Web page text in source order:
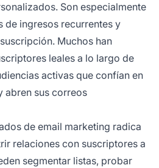
Son especialmente
ingresos recurrentes y
Muchos han
leales a lo largo de
activas que confían en
abren sus correos
de email marketing radica
relaciones con suscriptores a
segmentar listas, probar